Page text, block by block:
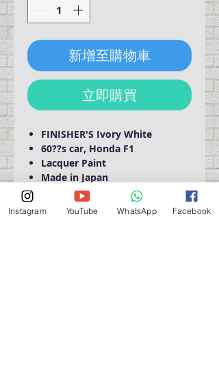
新增至購物車
立即購買
FINISHER'S Ivory White
60??s car, Honda F1
Lacquer Paint
Made in Japan
Domestic Shipping Only
Instagram YouTube WhatsApp Facebook